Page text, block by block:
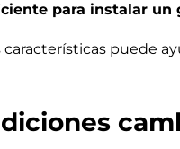
para instalar
puede